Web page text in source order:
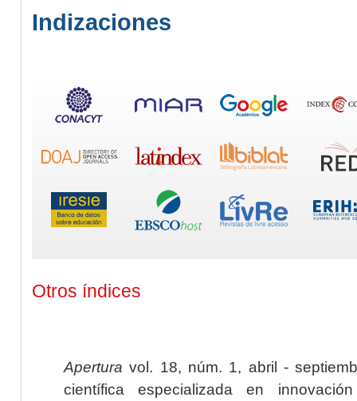
Indizaciones
Otros índices
Apertura vol. 18, núm. 1, abril -
científica especializada en